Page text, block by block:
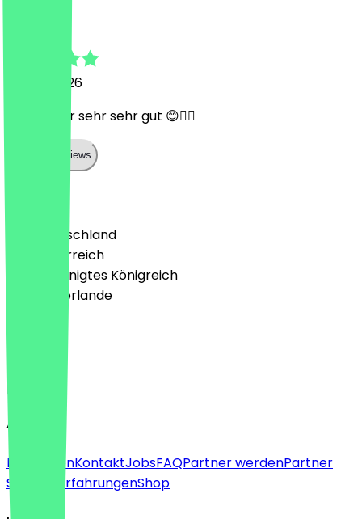
12. Juni 2026
Wie immer sehr sehr gut 😊👍🏽
Show all reviews
🇩🇪 Deutschland
🇦🇹 Österreich
🇬🇧 Vereinigtes Königreich
🇳🇱 Niederlande
Deutsch
English
About
Für FirmenKontaktJobsFAQPartner werdenPartner
Support
ErfahrungenShop